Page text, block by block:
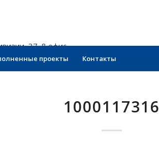
37, 8 офис
проекты Контакты
1000117316